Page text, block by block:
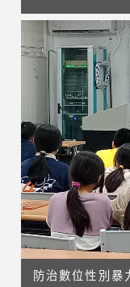
防治數位性別暴